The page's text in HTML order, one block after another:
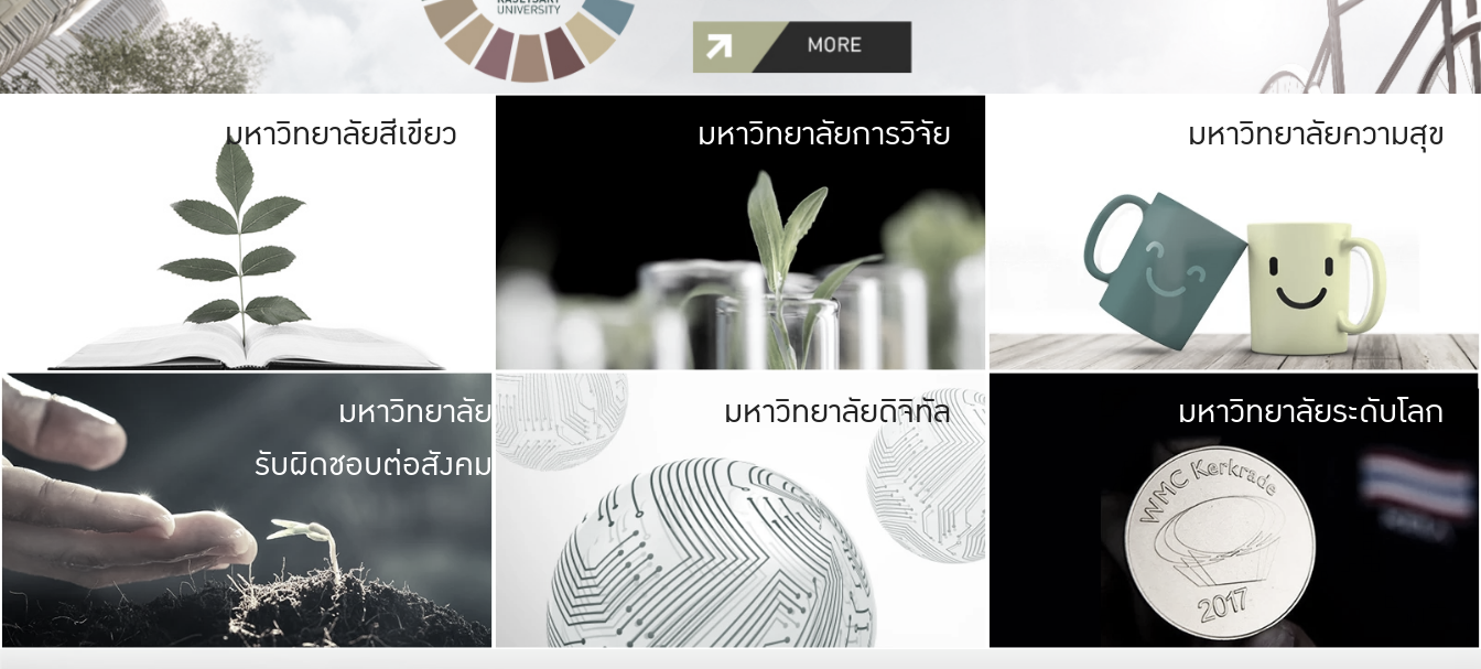
มหาวิทยาลัยสีเขียว มหาวิทยาลัย
เกษตรศาสตร์ มีพื้นที่เขียวสดใส หนาแน่น
เป็นป่าในเมือง (URBAN FOREST)
เกษตรในเมือง (URBAN AGRICULTURE)
ที่นับรวมกันได้ประมาณ 1,400 ไร่
มหาวิทยาลัยการวิจัย มหาวิทยาลัย
ให้กับประชาชน
มหาวิทยาลัยความสุข
มหาวิทยาลัย
รับผิดชอบต่อสังคม
มหาวิทยาลัยรับผิดชอบต่อสังคม
ร่วมมือกับชุมชน เพื่อความกินดีอยู่ดี
และความสุขอย่างยั่งยืน
มองปัญหาในภาพกว้าง
แก้ไขจากปัญหาจุดเล็กๆ
มหาวิทยาลัยดิจิทัล มหาวิทยา
พร้อมที่จ
และผลักดันในการใช้ระบบส
เพื่อการทำงานแ
มหาวิทยาลัยระดับโลก